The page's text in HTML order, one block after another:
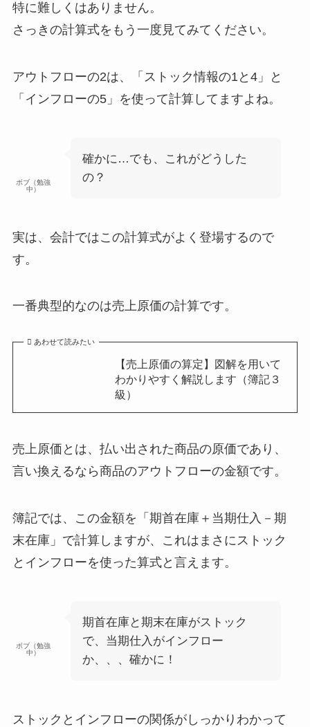
特に難しくはありません。
さっきの計算式をもう一度見てみてください。
アウトフローの2は、「ストック情報の1と4」と
「インフローの5」を使って計算してますよね。
ボブ（勉強
中）
確かに…でも、これがどうした
の？
実は、会計ではこの計算式がよく登場するので
す。
一番典型的なのは売上原価の計算です。
あわせて読みたい
【売上原価の算定】図解を用いて
わかりやすく解説します（簿記３
級）
売上原価とは、払い出された商品の原価であり、
言い換えるなら商品のアウトフローの金額です。
簿記では、この金額を 「期首在庫＋当期仕入－期
末在庫」 で計算しますが、これはまさに ストック
とインフローを使った算式と言えます。
ボブ（勉強
中）
期首在庫と期末在庫がストック
で、当期仕入がインフロー
か、、、確かに！
ストックとインフローの関係がしっかりわかって